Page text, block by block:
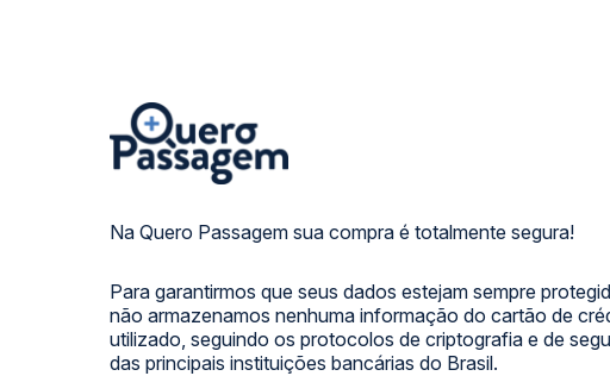
Na Quero Passagem sua compra é totalmente segura!
Para garantirmos que seus dados estejam sempre
não armazenamos nenhuma informação do cartão de
utilizado, seguindo os protocolos de criptografia e de
das principais instituições bancárias do Brasil.